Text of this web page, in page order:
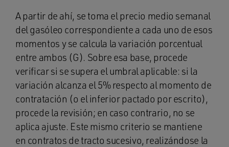
A partir de ahí, se toma el precio medio semanal
del gasóleo correspondiente a cada uno de esos
momentos y se calcula la variación porcentual
entre ambos (G). Sobre esa base, procede
verificar si se supera el umbral aplicable: si la
variación alcanza el 5% respecto al momento de
contratación (o el inferior pactado por escrito),
procede la revisión; en caso contrario, no se
aplica ajuste. Este mismo criterio se mantiene
en contratos de tracto sucesivo, realizándose la